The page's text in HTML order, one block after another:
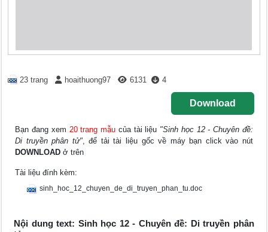
23 trang hoaithuong97 6131 4
Download
Bạn đang xem 20 trang mẫu của tài liệu "Sinh học 12 - Chuyên đề:
Di truyền phân tử", để tải tài liệu gốc về máy bạn click vào nút
DOWNLOAD ở trên
Tài liệu đính kèm:
sinh_hoc_12_chuyen_de_di_truyen_phan_tu.doc
Nội dung text: Sinh học 12 - Chuyên đề: Di truyền phân